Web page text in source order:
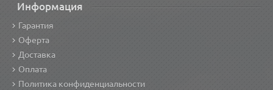
Информация
Гарантия
Оферта
Доставка
Оплата
Политика конфиденциальности